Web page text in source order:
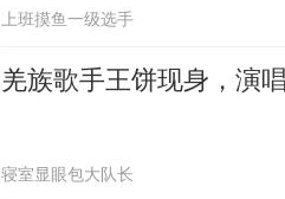
上班摸鱼一级选手
羌族歌手王饼现身，演
寝室显眼包大队长